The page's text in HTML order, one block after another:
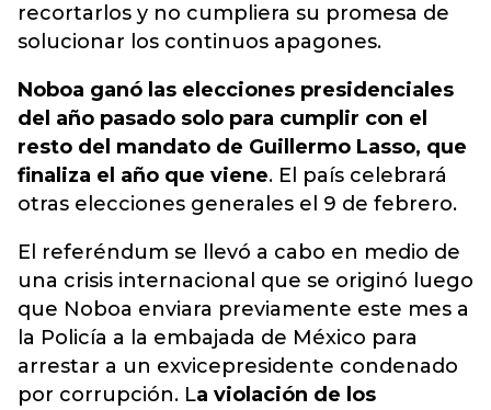
recortarlos y no cumpliera su promesa de
solucionar los continuos apagones.
Noboa ganó las elecciones presidenciales
del año pasado solo para cumplir con el
resto del mandato de Guillermo Lasso, que
finaliza el año que viene. El país celebrará
otras elecciones generales el 9 de febrero.
El referéndum se llevó a cabo en medio de
una crisis internacional que se originó luego
que Noboa enviara previamente este mes a
la Policía a la embajada de México para
arrestar a un exvicepresidente condenado
por corrupción. La violación de los